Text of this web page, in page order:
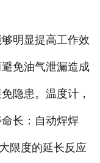
明显提高工作效
免油气泄漏造成
隐患。温度计，
长：自动焊焊
限度的延长反应